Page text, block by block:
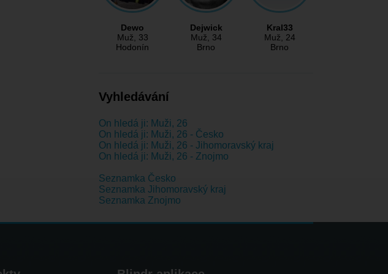
Dewo
Muž, 33
Hodonín
Dejwick
Muž, 34
Brno
Kral33
Muž, 24
Brno
Vyhledávání
On hledá ji: Muži, 26
On hledá ji: Muži, 26 - Česko
On hledá ji: Muži, 26 - Jihomoravský kraj
On hledá ji: Muži, 26 - Znojmo
Seznamka Česko
Seznamka Jihomoravský kraj
Seznamka Znojmo